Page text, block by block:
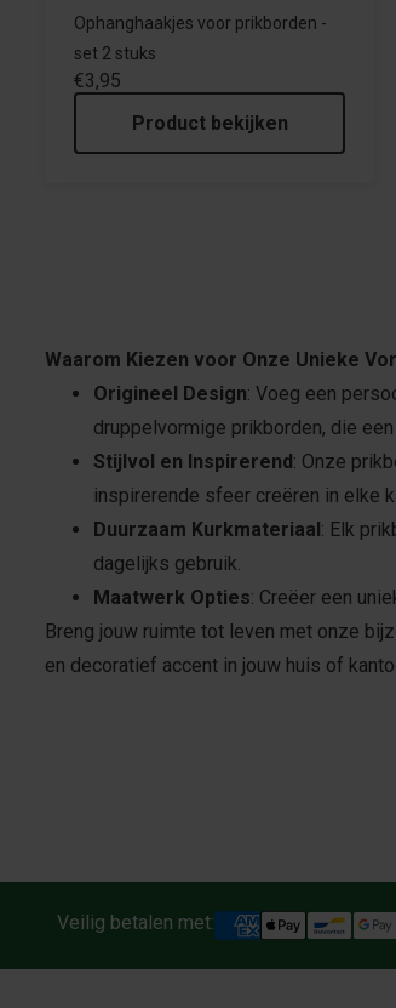
Ophanghaakjes voor prikborden -
set 2 stuks
€3,95
Product bekijken
Waarom Kiezen voor Onze Unieke
Origineel Design: Voeg een
druppelvormige prikborden, die
Stijlvol en Inspirerend: Onze
inspirerende sfeer creëren in elke
Duurzaam Kurkmateriaal: Elk
dagelijks gebruik.
Maatwerk Opties: Creëer een
Breng jouw ruimte tot leven met onze
en decoratief accent in jouw huis of
Veilig betalen met: